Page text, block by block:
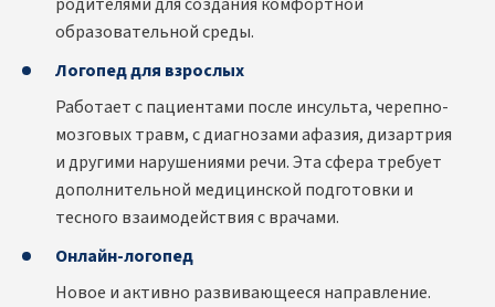
образовательной среды.
Логопед для взрослых
Работает с пациентами после инсульта, черепно-
мозговых травм, с диагнозами афазия, дизартрия
и другими нарушениями речи. Эта сфера требует
дополнительной медицинской подготовки и
тесного взаимодействия с врачами.
Онлайн-логопед
Новое и активно развивающееся направление.